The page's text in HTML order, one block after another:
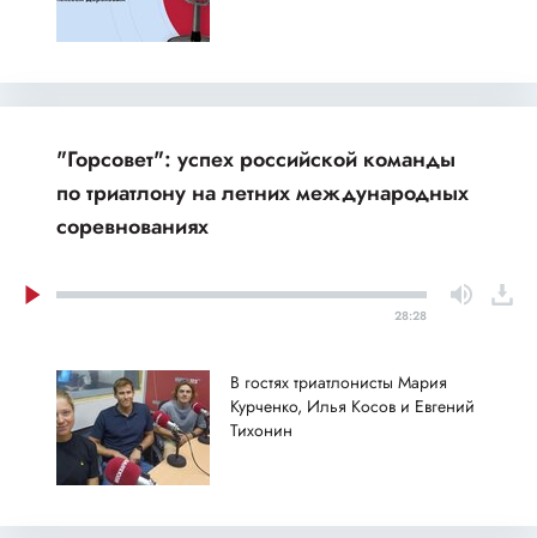
"Горсовет": успех российской команды
по триатлону на летних международных
соревнованиях
28:28
В гостях триатлонисты Мария
Курченко, Илья Косов и Евгений
Тихонин